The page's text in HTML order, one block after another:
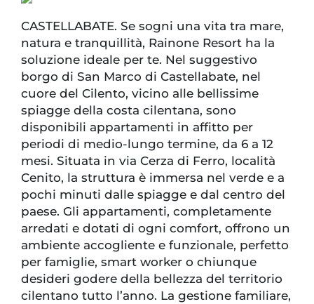
CASTELLABATE. Se sogni una vita tra mare,
natura e tranquillità, Rainone Resort ha la
soluzione ideale per te. Nel suggestivo
borgo di San Marco di Castellabate, nel
cuore del Cilento, vicino alle bellissime
spiagge della costa cilentana, sono
disponibili appartamenti in affitto per
periodi di medio-lungo termine, da 6 a 12
mesi. Situata in via Cerza di Ferro, località
Cenito, la struttura è immersa nel verde e a
pochi minuti dalle spiagge e dal centro del
paese. Gli appartamenti, completamente
arredati e dotati di ogni comfort, offrono un
ambiente accogliente e funzionale, perfetto
per famiglie, smart worker o chiunque
desideri godere della bellezza del territorio
cilentano tutto l’anno. La gestione familiare,